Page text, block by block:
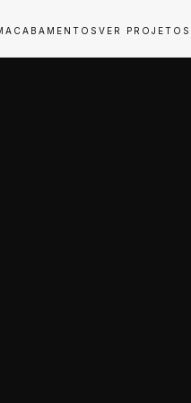
ACABAMENTOS VER PROJETOS